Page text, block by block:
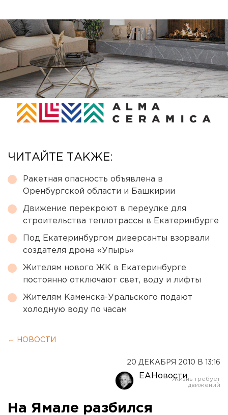
ЧИТАЙТЕ ТАКЖЕ:
Ракетная опасность объявлена в
Оренбургской области и Башкирии
Движение перекроют в переулке для
строительства теплотрассы в Екатеринбурге
Под Екатеринбургом диверсанты взорвали
создателя дрона «Упырь»
Жителям нового ЖК в Екатеринбурге
постоянно отключают свет, воду и лифты
Жителям Каменска-Уральского подают
холодную воду по часам
← НОВОСТИ
20 ДЕКАБРЯ 2010 В 13:16
ЕАНовости
На Ямале разбился